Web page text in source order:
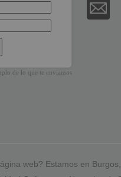
de lo que te enviamos
web? Estamos en Burgos,